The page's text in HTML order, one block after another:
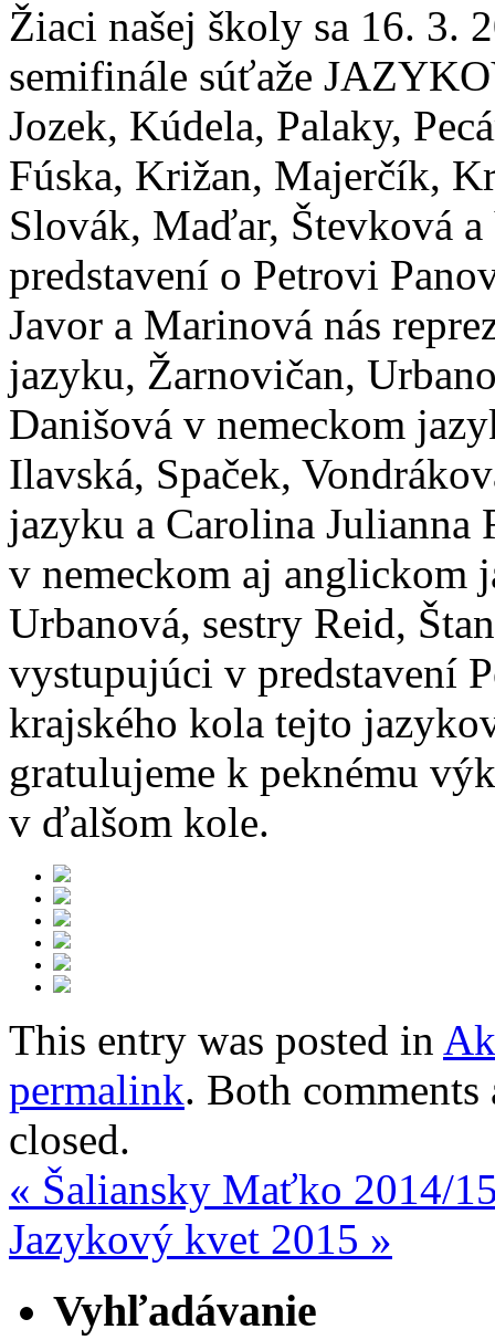
Žiaci našej školy sa 16. 3.
semifinále súťaže
Jozek, Kúdela, Palaky,
Fúska, Križan, Majerčík,
Slovák, Maďar, Števková
predstavení o Petrovi
Javor a Marinová nás
jazyku, Žarnovičan,
Danišová v nemeckom
Ilavská, Spaček,
jazyku a Carolina Julianna
v nemeckom aj anglickom
Urbanová, sestry Reid,
vystupujúci v predstavení
krajského kola tejto
gratulujeme k peknému
v ďalšom kole.
This entry was posted in
permalink. Both
closed.
« Šaliansky Maťko 2014/
Jazykový kvet 2015 »
Vyhľadávanie